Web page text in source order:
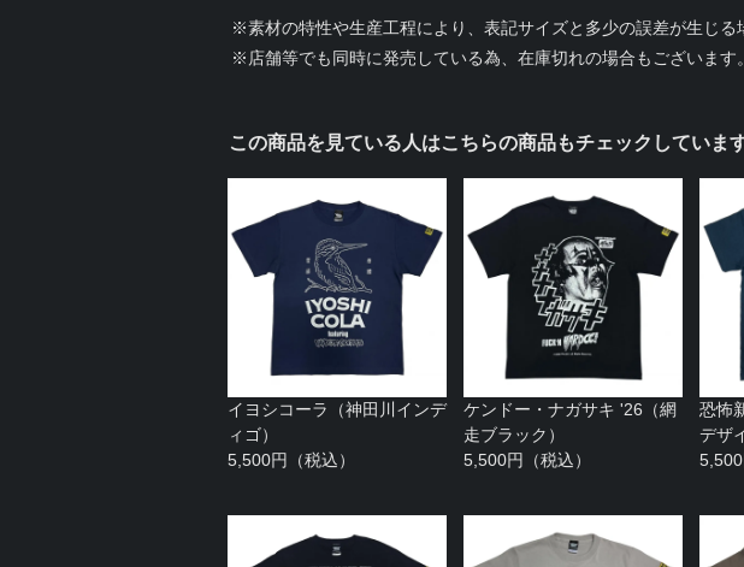
※素材の特性や生産工程により、表記サイズと多少の誤差が生じる
※店舗等でも同時に発売している為、在庫切れの場合もございます
この商品を見ている人はこちらの商品もチェックしていま
イヨシコーラ（神田川インデ
ィゴ）
5,500円（税込）
ケンドー・ナガサキ '26（網
走ブラック）
5,500円（税込）
恐怖
デザ
5,500